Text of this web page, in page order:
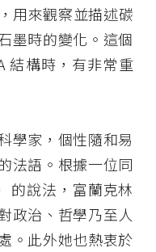
用來觀察並描述碳
墨時的變化。這個
結構時，有非常重
學家，個性隨和易
法語。根據一位同
的說法，富蘭克林
政治、哲學乃至人
。此外她也熱衷於